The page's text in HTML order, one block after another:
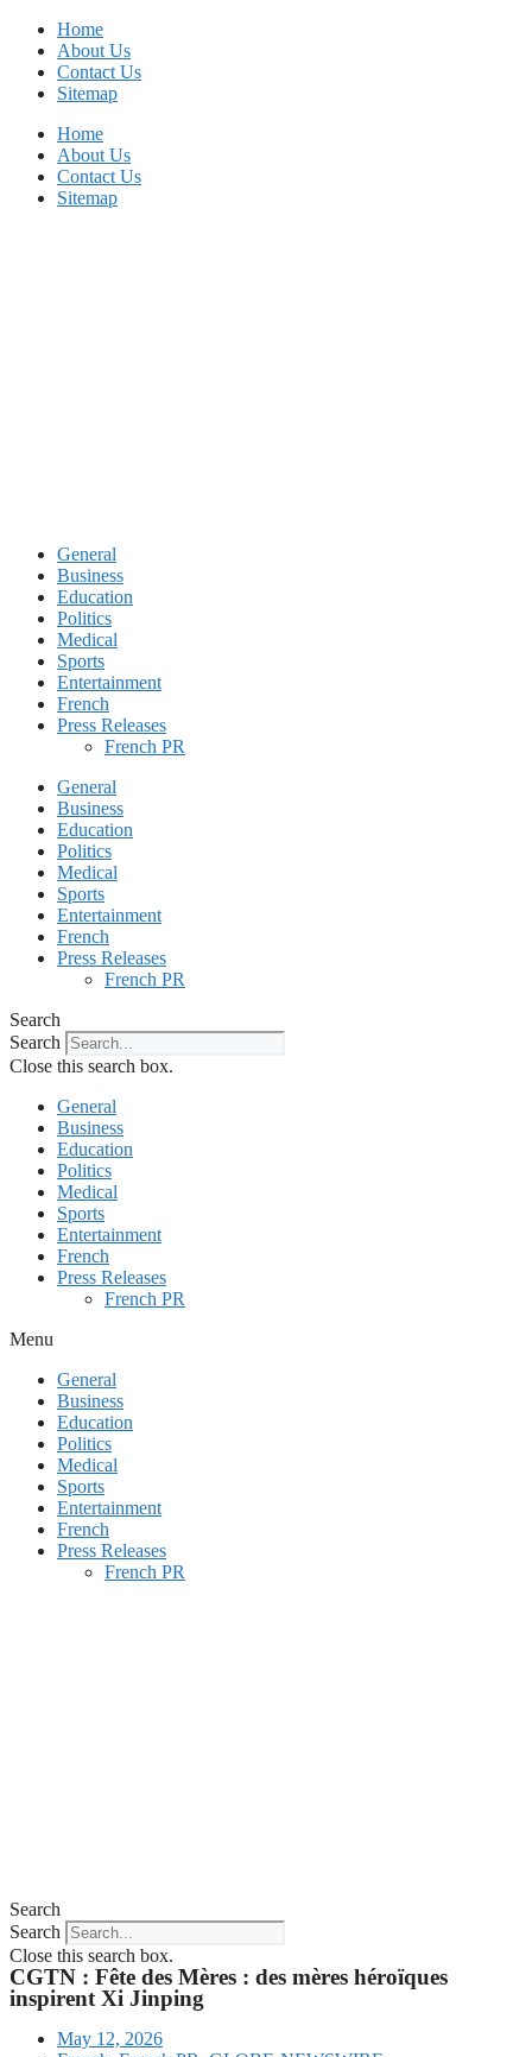
Skip
content
Home
About Us
Contact Us
Sitemap
Home
About Us
Contact Us
Sitemap
General
Business
Education
Politics
Medical
Sports
Entertainment
French
Press Releases
French PR
General
Business
Education
Politics
Medical
Sports
Entertainment
French
Press Releases
French PR
Search
Search
Close this search box.
General
Business
Education
Politics
Medical
Sports
Entertainment
French
Press Releases
French PR
Menu
General
Business
Education
Politics
Medical
Sports
Entertainment
French
Press Releases
French PR
Search
Search
Close this search box.
CGTN : Fête des Mères : des mères héroïques
inspirent Xi Jinping
May 12, 2026